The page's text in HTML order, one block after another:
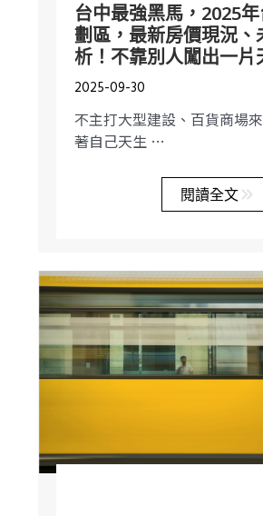
台中最強黑馬，2025
劃區，最新房價現況、
析！不靠別人闖出一片
2025-09-30
不主打大型建設、百貨商場
著自己天生 …
閱讀全文